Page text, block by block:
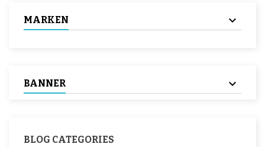
MARKEN
BANNER
BLOG CATEGORIES